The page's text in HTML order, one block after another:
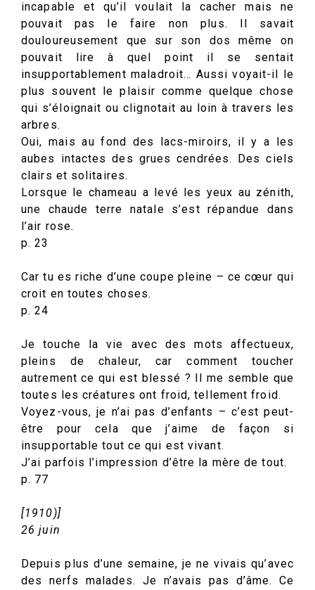
incapable et qu’il voulait la cacher mais ne
pouvait pas le faire non plus. Il savait
douloureusement que sur son dos même on
pouvait lire à quel point il se sentait
insupportablement maladroit… Aussi voyait-il le
plus souvent le plaisir comme quelque chose
qui s’éloignait ou clignotait au loin à travers les
arbres.
Oui, mais au fond des lacs-miroirs, il y a les
aubes intactes des grues cendrées. Des ciels
clairs et solitaires.
Lorsque le chameau a levé les yeux au zénith,
une chaude terre natale s’est répandue dans
l’air rose.
p. 23
Car tu es riche d’une coupe pleine – ce cœur qui
croit en toutes choses.
p. 24
Je touche la vie avec des mots affectueux,
pleins de chaleur, car comment toucher
autrement ce qui est blessé ? Il me semble que
toutes les créatures ont froid, tellement froid.
Voyez-vous, je n’ai pas d’enfants – c’est peut-
être pour cela que j’aime de façon si
insupportable tout ce qui est vivant.
J’ai parfois l’impression d’être la mère de tout.
p. 77
[1910)]
26 juin
Depuis plus d’une semaine, je ne vivais qu’avec
des nerfs malades. Je n’avais pas d’âme. Ce